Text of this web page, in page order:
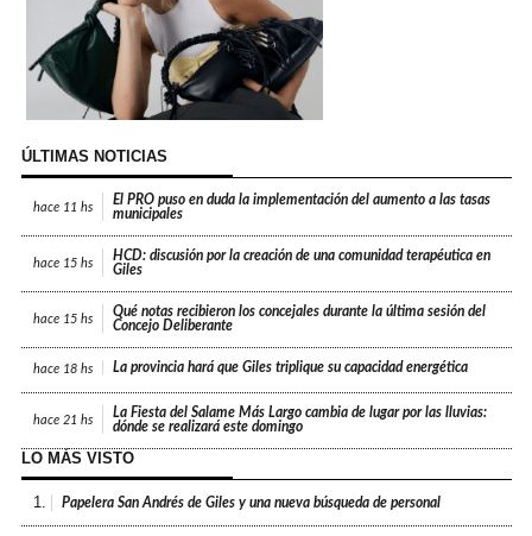
ÚLTIMAS NOTICIAS
hace 11 hs
El PRO puso en duda la implementación del aumento a las tasas
municipales
hace 15 hs
HCD: discusión por la creación de una comunidad terapéutica en
Giles
hace 15 hs
Qué notas recibieron los concejales durante la última sesión del
Concejo Deliberante
hace 18 hs La provincia hará que Giles triplique su capacidad energética
hace 21 hs
La Fiesta del Salame Más Largo cambia de lugar por las lluvias:
dónde se realizará este domingo
LO MÁS VISTO
1. Papelera San Andrés de Giles y una nueva búsqueda de personal